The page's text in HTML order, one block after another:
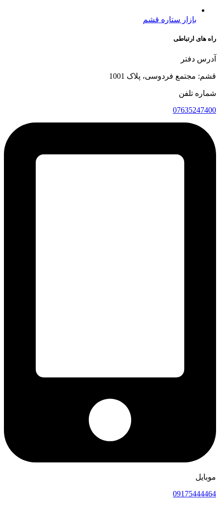
بازار ستاره قشم
راه های ارتباطی
آدرس دفتر
قشم: مجتمع فردوسی، پلاک 1001
شماره تلفن
07635247400
موبایل
09175444464